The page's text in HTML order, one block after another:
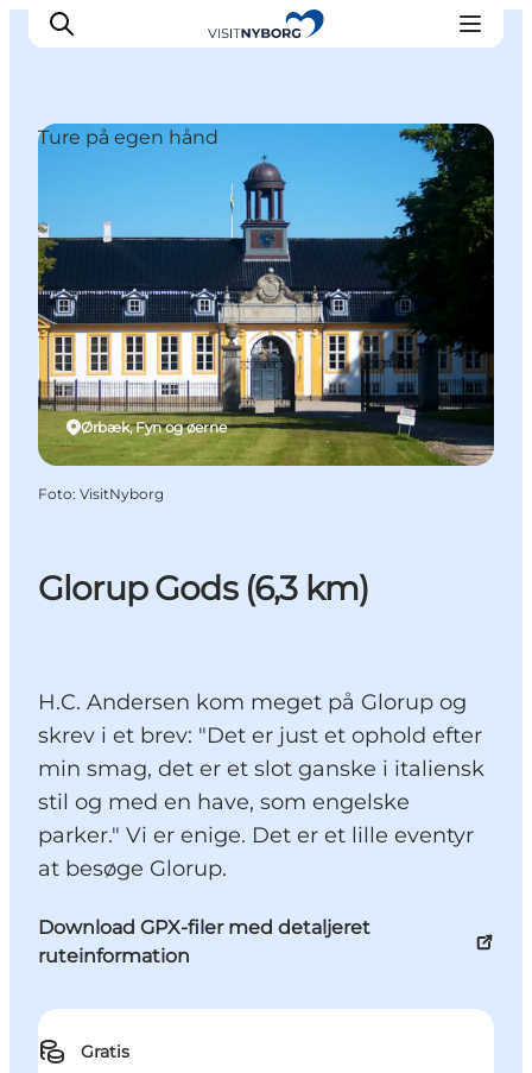
Outdoor
Det sker i Nyborg
Sprogø
Planlæg din tur
Book & køb
Glorup Gods (6,3 km)
H.C. Andersen kom meget på Glorup og
skrev i et brev: "Det er just et ophold efter
min smag, det er et slot ganske i italiensk
stil og med en have, som engelske
parker." Vi er enige. Det er et lille eventyr
at besøge Glorup.
Download GPX-filer med detaljeret
ruteinformation
Gratis
Ørbæk, Fyn og øerne
Ture på egen hånd
Foto: VisitNyborg